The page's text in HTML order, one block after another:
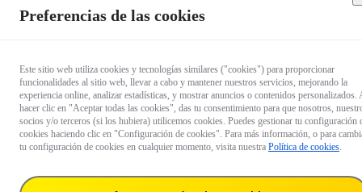
Preferencias de las cookies
Este sitio web utiliza cookies y tecnologías similares ("cookies") para proporcionar
funcionalidades al sitio web, llevar a cabo y mantener nuestros servicios, mejorando la
experiencia online, analizar estadísticas, y mostrar anuncios o contenidos personalizados.
hacer clic en "Aceptar todas las cookies", das tu consentimiento para que nosotros,
socios y/o terceros (si los hubiera) utilicemos cookies. Puedes gestionar tu configuración
cookies haciendo clic en "Configuración de cookies". Para más información, o para
tu configuración de cookies en cualquier momento, visita nuestra Política de cookies.